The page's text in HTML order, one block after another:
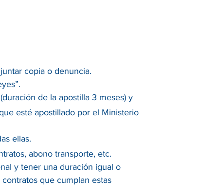
copia o denuncia.
de la apostilla 3 meses) y
esté apostillado por el Ministerio
ellas.
abono transporte, etc.
y tener una duración igual o
que cumplan estas